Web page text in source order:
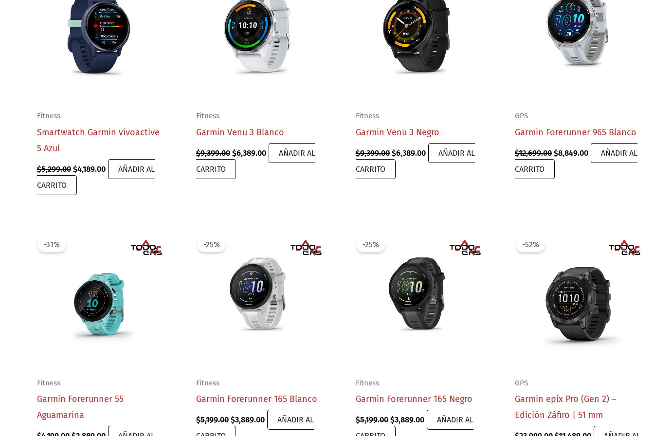
Fitness
Smartwatch Garmin vívoactive
5 Azul
$5,299.00 Original
price
$5,299.00.
$4,189.00Current
price
AÑADIR AL
CARRITO
Fitness
Garmin Venu 3 Blanco
$9,399.00 Original
price
$9,399.00.
$6,389.00Current
price
AÑADIR AL
CARRITO
Fitness
Garmin Venu 3 Negro
$9,399.00 Original
price
$9,399.00.
$6,389.00Current
price
AÑADIR AL
CARRITO
GPS
Garmin Forerunner 965 Blanco
$12,699.00 Original
price
$12,699.00.
$8,849.00Current
price
AÑADIR AL
CARRITO
-31%
Fitness
Garmin Forerunner 55
Aguamarina
Original Current
-25%
Fitness
Garmin Forerunner 165 Blanco
$5,199.00 Original
price
$3,889.00Current
price
AÑADIR AL
-25%
Fitness
Garmin Forerunner 165 Negro
$5,199.00 Original
price
$3,889.00Current
price
AÑADIR AL
-52%
GPS
Garmin epix Pro (Gen 2) –
Edición Záfiro | 51 mm
Original
Current